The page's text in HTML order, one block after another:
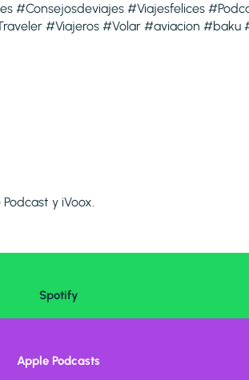
#Consejosdeviajes #Viajesfelices
#Viajeros #Volar #aviacion #baku
y iVoox.
Spotify
Apple Podcasts